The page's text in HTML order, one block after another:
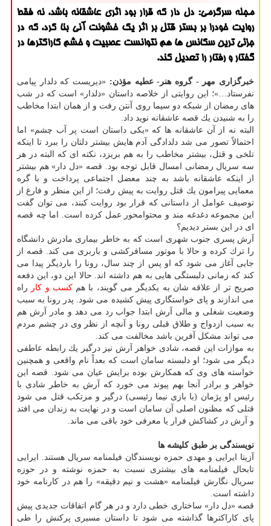
مجله سرگرمی: دل دار كه قرار بود اثری عاشقانه باشد، نه فقط
روایت خودرا بر بستر قتل بر اثر یك خشونت آنی بنا كرد، كه در
جزئی ترین سكانس ها هم نتوانست عصبیت و خشم كاراكترها در
گفتار و رفتار را تعدیل كند.
خبرگزاری مهر - گروه هنر- عطیه مؤذن: «دیریست كه دلدار پیامی
نفرستاد…»؛ این روایتی از خلاصه داستان «دلدار» است كه در شب
های رمضان از شبكه دو سیما روی آنتن رفت و از همان ابتدا مخاطب
را به شنیدن یك قصه عاشقانه نوید داد.
البته نه از آن عاشقانه ها كه «یكی داستان است پر آب چشم» اما
احتمالاً تصور می شد دلدادگی آدم هایش بیشتر دلتان را ببرد تا اینكه
تلخی و قتل، بیشتر مخاطب را به هم بریزد، نكته ای كه البته در هر
سه سریال رمضانی امسال قابل توجه بود. قصه «دل دار» هم بیشتر
از اینكه عاشقانه باشد به چند معضل اجتماعی پرداخت و با گره
معمایی پیرامون یك قتل روایت به پیش رفت؛ از این منظر و فارغ از
توصیف عوامل از داستانی كه قرار بود روایت كنند، می توان گفت
این مجموعه دغدغه مند و محتوامحور عمل كرده است. اما چه قصه
ای در این بستر دیدیم؟
آرش پسری جنوب شهری است كه به خاطر بیماری مادرش دانشگاه
را ترك كرده و حالا با موتور مسافركشی و باربری می كند. قصه از
جایی آغاز می شود كه او پس از چند سال، رونا را باردیگر پیدا می
كند كه زمانی دلبستگی هایی به هم داشته اند. حالا این دو، این دفعه
صریح تر از علاقه شان به یكدیگر می گویند، با همكسب و كار
راه
می اندازند و پای خواستگاری پیش كشیده می شود. پدر رونا به سبب
وضعیت شغلی و مالی آرش ابتدا جواب رد می دهد و مادر آرش هم
به سبب ازدواج و طلاق قبلی رونا و آنچه از نظر وی در چشم مردم
می تواند مشكل آفرین باشد مخالفت می كند.
به موازات این قصه، شادی خواهر آرش نیز درگیر یك رابطه عاطفی
دیگر می شود؛ او دلبسته سامان است كه بعداً نام واقعی و همچنین
خواسته های وی كه همكارش بوده برایش عیان می شود. قصه این
خواهر و برادر آنجا بهم پیوند می خورد كه آرش به خاطر شادی با
رئیس او پژمان (با بازی نیما رئیسی) درگیر و مرتكب قتل می شود
قتلی كه مظنون اصلی آن سامان است و در نهایت به زندان می افتد
و آرش در كشاكش فرار یا معرفی خود باقی می ماند.
نویسندگی بر طبق كلیشه ها
آزیتا ایرایی و مهدی حمزه نویسندگان فیلمنامه سریال هستند. ایرایی
تابحال فیلمنامه های بیشتری نسبت به حمزه نوشته و در حوزه
سریال نگارش فیلمنامه «هشت و نیم دقیقه» را هم در كارنامه خود
داشته است.
قصه «دل دار» ساختاری خطی دارد و در هر گام اتفاقات جدیدی پیش
پای كاراكترها گذاشته می شود تا داستان مسیری پركنش را طی